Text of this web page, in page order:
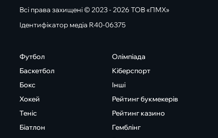
Всі права захищені © 2023 - 2026 ТОВ «ПМХ»
Ідентифікатор медіа R40-06375
Футбол
Баскетбол
Бокс
Хокей
Теніс
Біатлон
Олімпіада
Кіберспорт
Інші
Рейтинг букмекерів
Рейтинг казино
Гемблінг